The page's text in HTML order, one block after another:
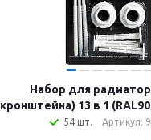
Набор для
кронштейна) 13 в 1
54 шт. Артикул: